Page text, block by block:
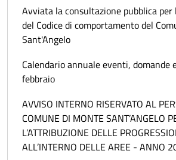
Avviata la consultazione pubblica per
del Codice di comportamento del
Sant'Angelo
Calendario annuale eventi, domande
febbraio
AVVISO INTERNO RISERVATO AL
COMUNE DI MONTE SANT’ANGELO
L’ATTRIBUZIONE DELLE
ALL’INTERNO DELLE AREE - ANNO